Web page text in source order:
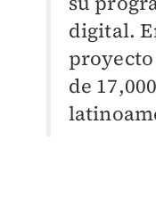
digital.
proyecto
de